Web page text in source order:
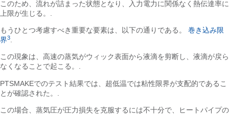
このため、流れが詰まった状態となり、入力電力に関係なく熱伝達率に
上限が生じる。.
もうひとつ考慮すべき重要な要素は、以下の通りである。 巻き込み限
界3
この現象は、高速の蒸気がウィック表面から液滴を剪断し、液滴が戻ら
なくなることで起こる。.
PTSMAKEでのテスト結果では、超低温では粘性限界が支配的であるこ
とが確認された。.
この場合、蒸気圧が圧力損失を克服するには不十分で、ヒートパイプの